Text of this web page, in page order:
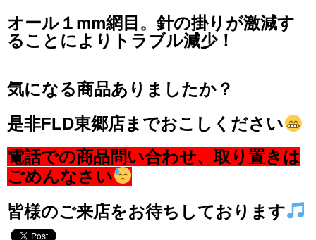
オール１mm網目。針の掛りが激減す
ることによりトラブル減少！
気になる商品ありましたか？
是非FLD東郷店までおこしください
電話での商品問い合わせ、取り置きは
ごめんなさい
皆様のご来店をお待ちしております